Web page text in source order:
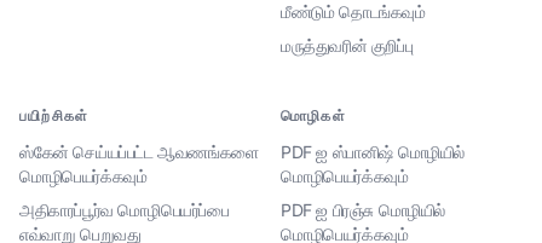
மீண்டும் தொடங்கவும்
மருத்துவரின் குறிப்பு
பயிற்சிகள்
ஸ்கேன் செய்யப்பட்ட ஆவணங்களை
மொழிபெயர்க்கவும்
அதிகாரப்பூர்வ மொழிபெயர்ப்பை
எவ்வாறு பெறுவது
மொழிகள்
PDF ஐ ஸ்பானிஷ் மொழியில்
மொழிபெயர்க்கவும்
PDF ஐ பிரஞ்சு மொழியில்
மொழிபெயர்க்கவும்